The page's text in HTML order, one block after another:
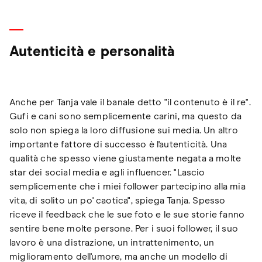
Autenticità e personalità
Anche per Tanja vale il banale detto "il contenuto è il re".
Gufi e cani sono semplicemente carini, ma questo da
solo non spiega la loro diffusione sui media. Un altro
importante fattore di successo è l'autenticità. Una
qualità che spesso viene giustamente negata a molte
star dei social media e agli influencer. "Lascio
semplicemente che i miei follower partecipino alla mia
vita, di solito un po' caotica", spiega Tanja. Spesso
riceve il feedback che le sue foto e le sue storie fanno
sentire bene molte persone. Per i suoi follower, il suo
lavoro è una distrazione, un intrattenimento, un
miglioramento dell'umore, ma anche un modello di